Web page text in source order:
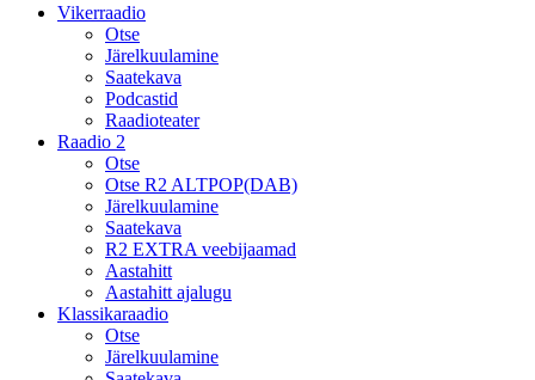
Vikerraadio
Otse
Järelkuulamine
Saatekava
Podcastid
Raadioteater
Raadio 2
Otse
Otse R2 ALTPOP(DAB)
Järelkuulamine
Saatekava
R2 EXTRA veebijaamad
Aastahitt
Aastahitt ajalugu
Klassikaraadio
Otse
Järelkuulamine